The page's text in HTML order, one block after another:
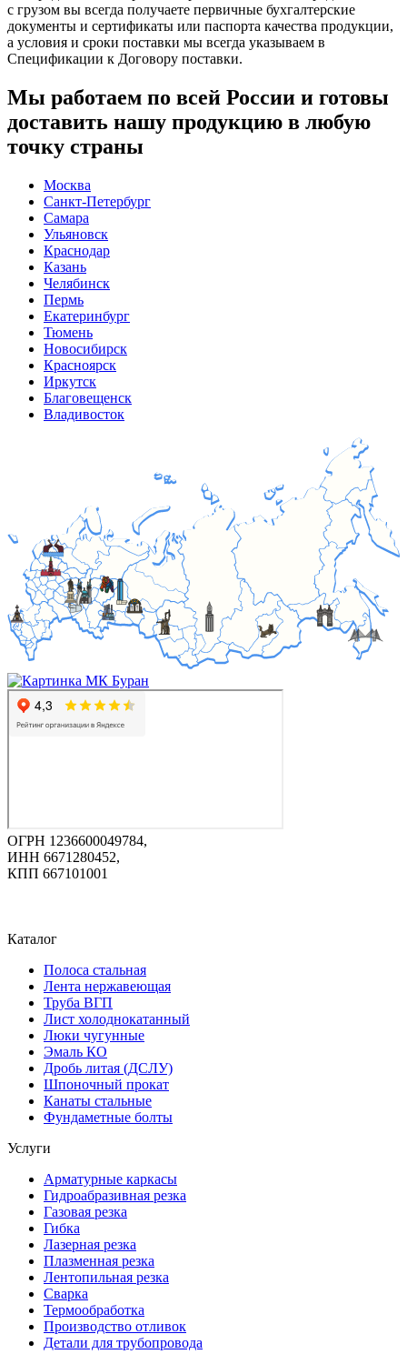
с грузом вы всегда получаете первичные бухгалтерские
документы и сертификаты или паспорта качества продукции,
а условия и сроки поставки мы всегда указываем в
Спецификации к Договору поставки.
Мы работаем по всей России и готовы
доставить нашу продукцию в любую
точку страны
Москва
Санкт-Петербург
Самара
Ульяновск
Краснодар
Казань
Челябинск
Пермь
Екатеринбург
Тюмень
Новосибирск
Красноярск
Иркутск
Благовещенск
Владивосток
ОГРН 1236600049784,
ИНН 6671280452,
КПП 667101001
Каталог
Полоса стальная
Лента нержавеющая
Труба ВГП
Лист холоднокатанный
Люки чугунные
Эмаль КО
Дробь литая (ДСЛУ)
Шпоночный прокат
Канаты стальные
Фундаметные болты
Услуги
Арматурные каркасы
Гидроабразивная резка
Газовая резка
Гибка
Лазерная резка
Плазменная резка
Лентопильная резка
Сварка
Термообработка
Производство отливок
Детали для трубопровода